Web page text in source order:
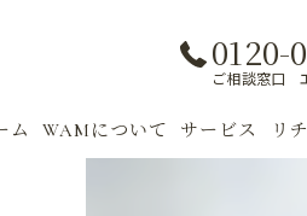
0120-
ご相談窓口
ム WAMについて サービス リ